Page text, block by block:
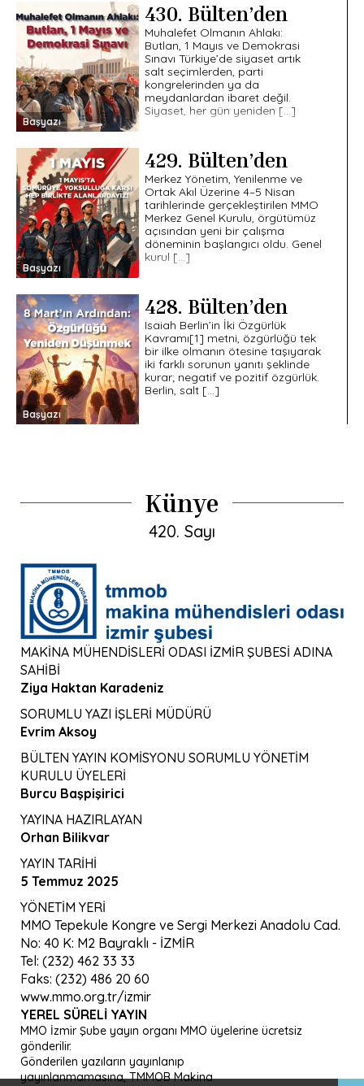
Başyazı
430. Bülten’den
Muhalefet Olmanın Ahlakı:
Butlan, 1 Mayıs ve Demokrasi
Sınavı Türkiye’de siyaset artık
salt seçimlerden, parti
kongrelerinden ya da
meydanlardan ibaret değil.
Siyaset, her gün yeniden […]
Başyazı
429. Bülten’den
Merkez Yönetim, Yenilenme ve
Ortak Akıl Üzerine 4–5 Nisan
tarihlerinde gerçekleştirilen MMO
Merkez Genel Kurulu, örgütümüz
açısından yeni bir çalışma
döneminin başlangıcı oldu. Genel
kurul […]
Başyazı
428. Bülten’den
Isaiah Berlin’in İki Özgürlük
Kavramı[1] metni, özgürlüğü tek
bir ilke olmanın ötesine taşıyarak
iki farklı sorunun yanıtı şeklinde
kurar; negatif ve pozitif özgürlük.
Berlin, salt […]
Künye
420. Sayı
MAKİNA MÜHENDİSLERİ ODASI İZMİR ŞUBESİ ADINA
SAHİBİ
Ziya Haktan Karadeniz
SORUMLU YAZI İŞLERİ MÜDÜRÜ
Evrim Aksoy
BÜLTEN YAYIN KOMİSYONU SORUMLU YÖNETİM
KURULU ÜYELERİ
Burcu Başpişirici
YAYINA HAZIRLAYAN
Orhan Bilikvar
YAYIN TARİHİ
5 Temmuz 2025
YÖNETİM YERİ
MMO Tepekule Kongre ve Sergi Merkezi Anadolu Cad.
No: 40 K: M2 Bayraklı - İZMİR
Tel: (232) 462 33 33
Faks: (232) 486 20 60
www.mmo.org.tr/izmir
YEREL SÜRELI YAYIN
MMO İzmir Şube yayın organı MMO üyelerine ücretsiz
gönderilir.
Gönderilen yazıların yayınlanıp
yayınlanmamasına, TMMOB Makina